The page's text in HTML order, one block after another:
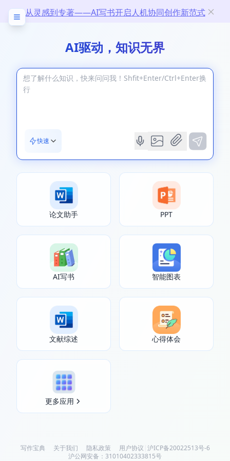
从灵感到专著——AI写书开启人机协同创作新范式
AI驱动，知识无界
快速
论文助手 PPT
AI写书 智能图表
文献综述 心得体会
更多应用
写作宝典 关于我们 隐私政策 用户协议 沪ICP备20022513号-6
沪公网安备：31010402333815号